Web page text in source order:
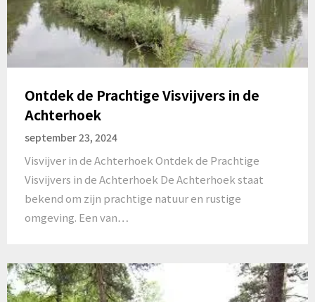
Ontdek de Prachtige Visvijvers in de
Achterhoek
september 23, 2024
Visvijver in de Achterhoek Ontdek de Prachtige
Visvijvers in de Achterhoek De Achterhoek staat
bekend om zijn prachtige natuur en rustige
omgeving. Een van…